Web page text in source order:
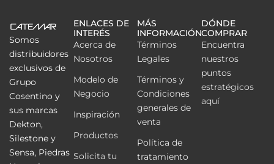
Somos
distribuidores
exclusivos de
Grupo
Cosentino y
sus marcas
Dekton,
Silestone y
Sensa, Piedras
ENLACES DE
INTERÉS
Acerca de
Nosotros
Modelo de
Negocio
Inspiración
Productos
Solicita tu
MÁS
INFORMACIÓN
Términos
Legales
Términos y
Condiciones
generales de
venta
Política de
tratamiento
DÓNDE
COMPRAR
Encuentra
nuestros
puntos
estratégicos
aquí